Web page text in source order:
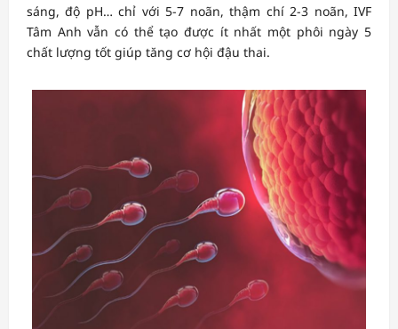
sáng, độ pH… chỉ với 5-7 noãn, thậm chí 2-3 noãn, IVF
Tâm Anh vẫn có thể tạo được ít nhất một phôi ngày 5
chất lượng tốt giúp tăng cơ hội đậu thai.